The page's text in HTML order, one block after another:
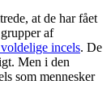
at de har fået
af
incels. De
Men i den
som mennesker